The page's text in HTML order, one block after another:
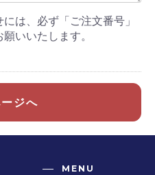
は、必ず「ご注文番号」
いいたします。
ジへ
MENU